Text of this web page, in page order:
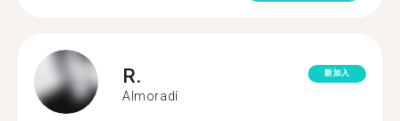
R.
Almoradí
新加入